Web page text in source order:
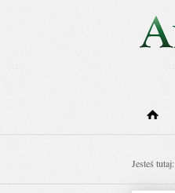
Jesteś tutaj: